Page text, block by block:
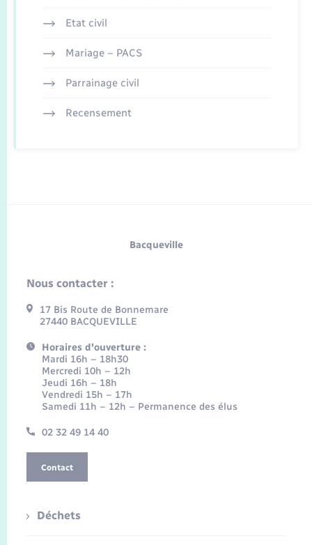
Etat civil
Mariage – PACS
Parrainage civil
Recensement
Bacqueville
Nous contacter :
17 Bis Route de Bonnemare
27440 BACQUEVILLE
Horaires d'ouverture :
Mardi 16h – 18h30
Mercredi 10h – 12h
Jeudi 16h – 18h
Vendredi 15h – 17h
Samedi 11h – 12h – Permanence des élus
02 32 49 14 40
Contact
Déchets